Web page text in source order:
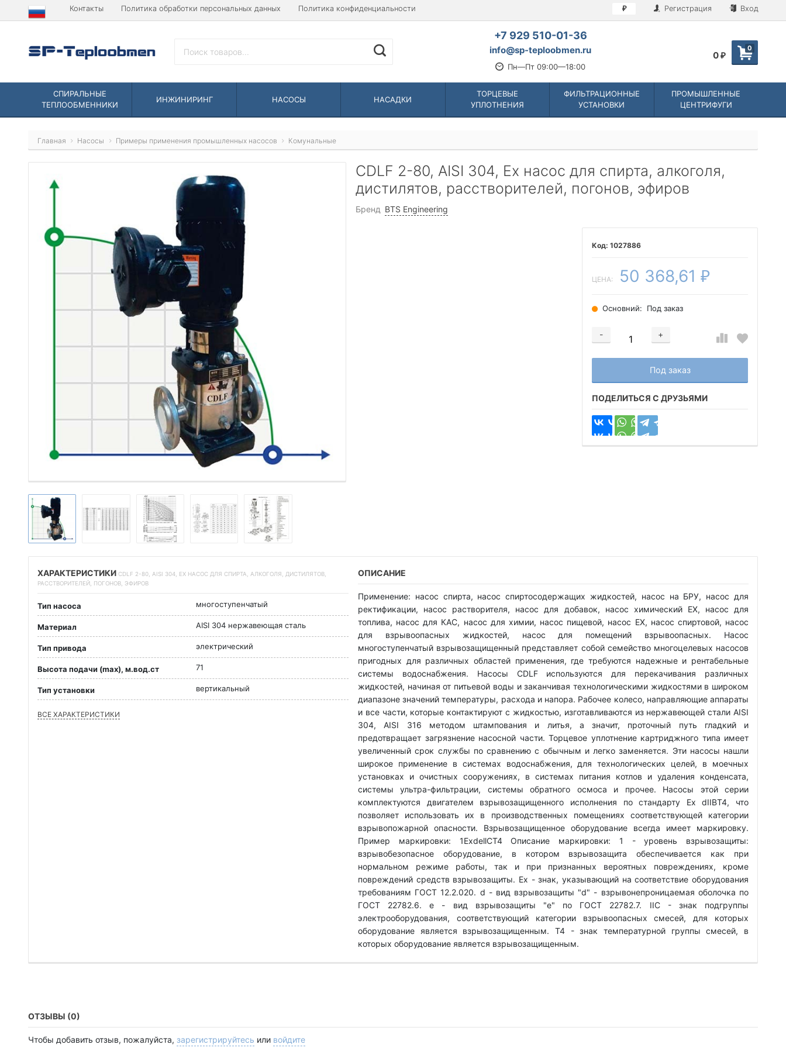
Контакты Политика обработки персональных данных Политика конфиденциальности ₽ Регистрация Вход
+7 929 510-01-36
info@sp-teploobmen.ru
Пн—Пт 09:00—18:00
0
0 ₽
СПИРАЛЬНЫЕ
ТЕПЛООБМЕННИКИ
ИНЖИНИРИНГ НАСОСЫ НАСАДКИ
ТОРЦЕВЫЕ
УПЛОТНЕНИЯ
ФИЛЬТРАЦИОННЫЕ
УСТАНОВКИ
ПРОМЫШЛЕННЫЕ
ЦЕНТРИФУГИ
Главная Насосы Примеры применения промышленных насосов Комунальные
CDLF 2-80, AISI 304, Ex насос для спирта, алкоголя,
дистилятов, расстворителей, погонов, эфиров
Бренд BTS Engineering
1027886
ЦЕНА: 50 368,61 ₽
Основний: Под заказ
-
+
Добавляется...
Под заказ
Добавлен
ПОДЕЛИТЬСЯ С ДРУЗЬЯМИ
ХАРАКТЕРИСТИКИ CDLF 2-80, AISI 304, EX НАСОС ДЛЯ СПИРТА, АЛКОГОЛЯ, ДИСТИЛЯТОВ,
РАССТВОРИТЕЛЕЙ, ПОГОНОВ, ЭФИРОВ
Тип насоса многоступенчатый
Материал AISI 304 нержавеющая сталь
Тип привода электрический
Высота подачи (max), м.вод.ст 71
Тип установки вертикальный
ВСЕ ХАРАКТЕРИСТИКИ
ОПИСАНИЕ
Применение: насос спирта, насос спиртосодержащих жидкостей, насос на БРУ, насос для
ректификации, насос растворителя, насос для добавок, насос химический EX, насос для
топлива, насос для КАС, насос для химии, насос пищевой, насос EX, насос спиртовой, насос
для взрывоопасных жидкостей, насос для помещений взрывоопасных. Насос
многоступенчатый взрывозащищенный представляет собой семейство многоцелевых насосов
пригодных для различных областей применения, где требуются надежные и рентабельные
системы водоснабжения. Насосы CDLF используются для перекачивания различных
жидкостей, начиная от питьевой воды и заканчивая технологическими жидкостями в широком
диапазоне значений температуры, расхода и напора. Рабочее колесо, направляющие аппараты
и все части, которые контактируют с жидкостью, изготавливаются из нержавеющей стали AISI
304, AISI 316 методом штампования и литья, а значит, проточный путь гладкий и
предотвращает загрязнение насосной части. Торцевое уплотнение картриджного типа имеет
увеличенный срок службы по сравнению с обычным и легко заменяется. Эти насосы нашли
широкое применение в системах водоснабжения, для технологических целей, в моечных
установках и очистных сооружениях, в системах питания котлов и удаления конденсата,
системы ультра-фильтрации, системы обратного осмоса и прочее. Насосы этой серии
комплектуются двигателем взрывозащищенного исполнения по стандарту Ex dIIBT4, что
позволяет использовать их в производственных помещениях соответствующей категории
взрывопожарной опасности. Взрывозащищенное оборудование всегда имеет маркировку.
Пример маркировки: 1ExdellCT4 Описание маркировки: 1 - уровень взрывозащиты:
взрывобезопасное оборудование, в котором взрывозащита обеспечивается как при
нормальном режиме работы, так и при признанных вероятных повреждениях, кроме
повреждений средств взрывозащиты. Ех - знак, указывающий на соответствие оборудования
требованиям ГОСТ 12.2.020. d - вид взрывозащиты "d" - взрывонепроницаемая оболочка по
ГОСТ 22782.6. е - вид взрывозащиты "е" по ГОСТ 22782.7. IIС - знак подгруппы
электрооборудования, соответствующий категории взрывоопасных смесей, для которых
оборудование является взрывозащищенным. Т4 - знак температурной группы смесей, в
которых оборудование является взрывозащищенным.
ОТЗЫВЫ (0)
Чтобы добавить отзыв, пожалуйста, зарегистрируйтесь или войдите